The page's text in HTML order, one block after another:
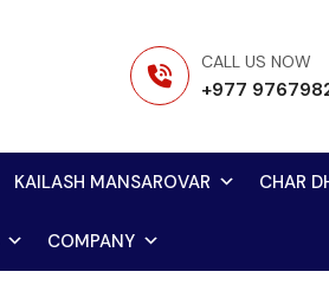
CALL US NOW
+977
KAILASH MANSAROVAR CHAR
COMPANY